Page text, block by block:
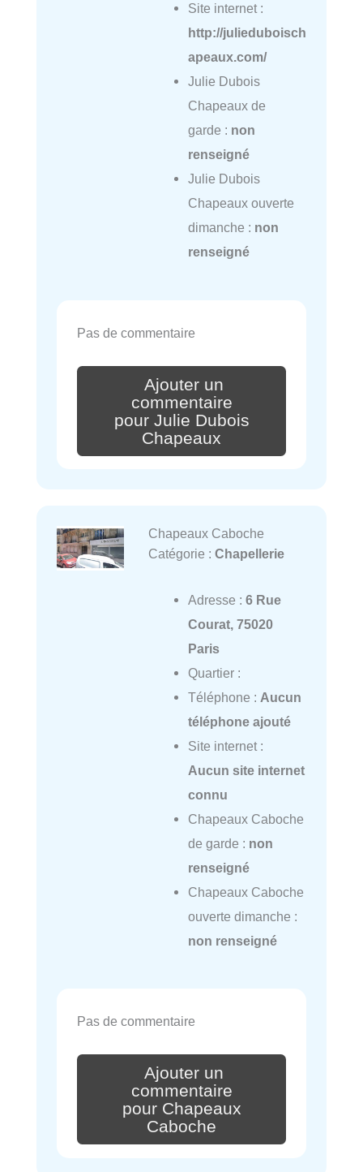
Site internet :
http://julieduboisch
apeaux.com/
Julie Dubois
Chapeaux de
garde : non
renseigné
Julie Dubois
Chapeaux ouverte
dimanche : non
renseigné
Pas de commentaire
Ajouter un
commentaire
pour Julie Dubois
Chapeaux
Chapeaux Caboche
Catégorie : Chapellerie
Adresse : 6 Rue
Courat, 75020
Paris
Quartier :
Téléphone : Aucun
téléphone ajouté
Site internet :
Aucun site internet
connu
Chapeaux Caboche
de garde : non
renseigné
Chapeaux Caboche
ouverte dimanche :
non renseigné
Pas de commentaire
Ajouter un
commentaire
pour Chapeaux
Caboche